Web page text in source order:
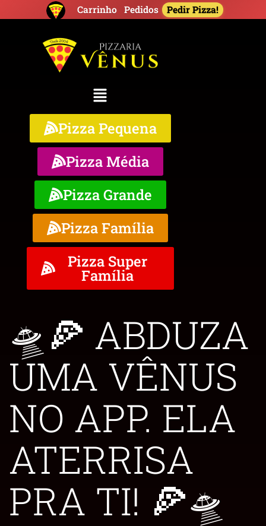
Pizza Pequena
Pizza Média
Pizza Grande
Pizza Família
Pizza Super
Família
🛸🍕 ABDUZA
UMA VÊNUS
NO APP. ELA
ATERRISA
PRA TI! 🍕🛸
Carrinho Pedidos Pedir Pizza!